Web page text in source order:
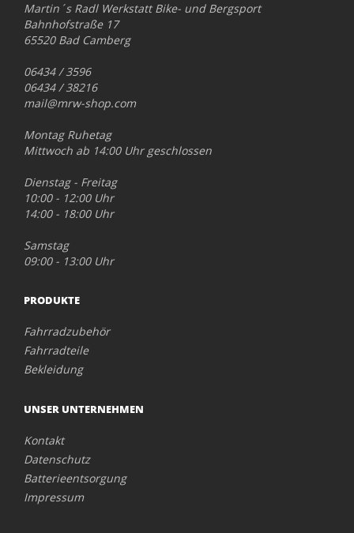
Martin´s Radl Werkstatt Bike- und Bergsport
Bahnhofstraße 17
65520 Bad Camberg
06434 / 3596
06434 / 38216
mail@mrw-shop.com
Montag Ruhetag
Mittwoch ab 14:00 Uhr geschlossen
Dienstag - Freitag
10:00 - 12:00 Uhr
14:00 - 18:00 Uhr
Samstag
09:00 - 13:00 Uhr
PRODUKTE
Fahrradzubehör
Fahrradteile
Bekleidung
UNSER UNTERNEHMEN
Kontakt
Datenschutz
Batterieentsorgung
Impressum